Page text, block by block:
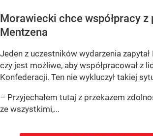
Morawiecki chce współpracy z
Mentzena
Jeden z uczestników wydarzenia
czy jest możliwe, aby współpracował z
Konfederacji. Ten nie wykluczył takiej
– Przyjechałem tutaj z przekazem
ze wszystkimi,...